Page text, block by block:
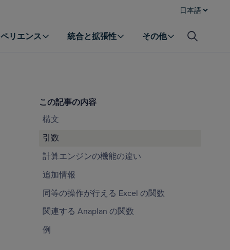
日本語
リエンス 統合と拡張性 その他
この記事の内容
構文
引数
計算エンジンの機能の違い
追加情報
同等の操作が行える Excel の関数
関連する Anaplan の関数
例